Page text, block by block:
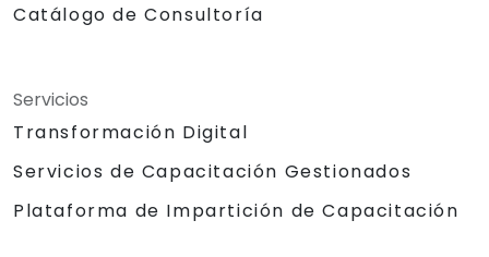
Catálogo de Consultoría
Servicios
Transformación Digital
Servicios de Capacitación Gestionados
Plataforma de Impartición de Capacitación